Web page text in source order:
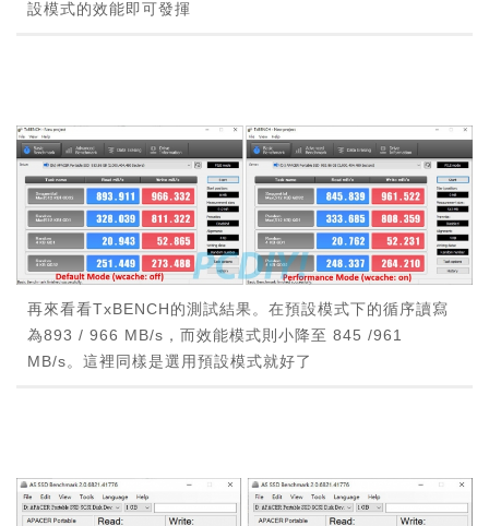
設模式的效能即可發揮
再來看看TxBENCH的測試結果。在預設模式下的循序讀寫
為893 / 966 MB/s，而效能模式則小降至 845 /961
MB/s。這裡同樣是選用預設模式就好了